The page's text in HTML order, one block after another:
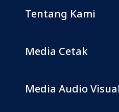
Tentang Kami
Media Cetak
Media Audio